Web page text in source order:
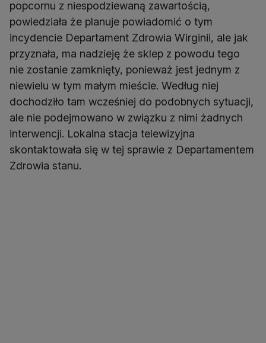
popcornu z niespodziewaną zawartością,
powiedziała że planuje powiadomić o tym
incydencie Departament Zdrowia Wirginii, ale jak
przyznała, ma nadzieję że sklep z powodu tego
nie zostanie zamknięty, ponieważ jest jednym z
niewielu w tym małym mieście. Według niej
dochodziło tam wcześniej do podobnych sytuacji,
ale nie podejmowano w związku z nimi żadnych
interwencji. Lokalna stacja telewizyjna
skontaktowała się w tej sprawie z Departamentem
Zdrowia stanu.